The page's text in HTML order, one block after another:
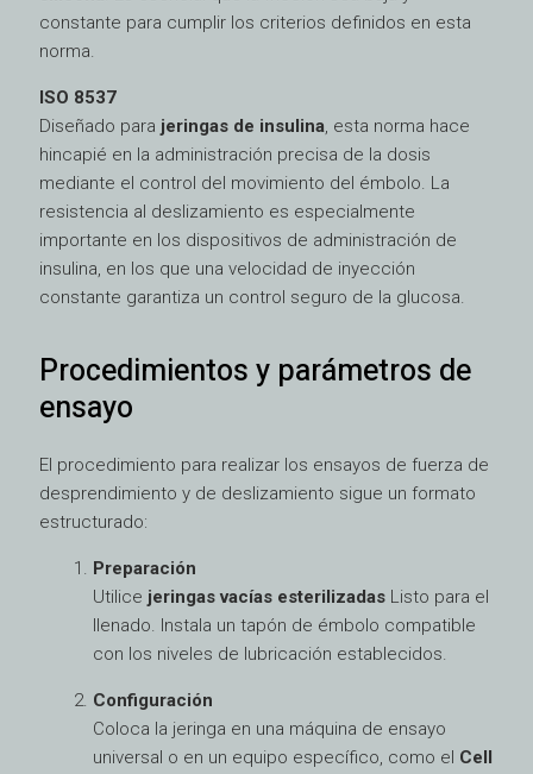
constante para cumplir los criterios definidos en esta
norma.
ISO 8537
Diseñado para jeringas de insulina, esta norma hace
hincapié en la administración precisa de la dosis
mediante el control del movimiento del émbolo. La
resistencia al deslizamiento es especialmente
importante en los dispositivos de administración de
insulina, en los que una velocidad de inyección
constante garantiza un control seguro de la glucosa.
Procedimientos y parámetros de
ensayo
El procedimiento para realizar los ensayos de fuerza de
desprendimiento y de deslizamiento sigue un formato
estructurado:
Preparación
Utilice jeringas vacías esterilizadas Listo para el
llenado. Instala un tapón de émbolo compatible
con los niveles de lubricación establecidos.
Configuración
Coloca la jeringa en una máquina de ensayo
universal o en un equipo específico, como el Cell